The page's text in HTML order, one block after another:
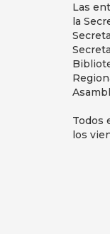
Las
la
Todos
los